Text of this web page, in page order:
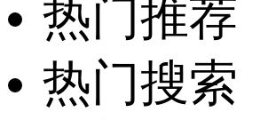
热门推荐
热门搜索